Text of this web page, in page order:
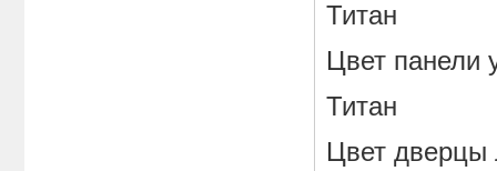
Титан
Цвет
Титан
Цвет